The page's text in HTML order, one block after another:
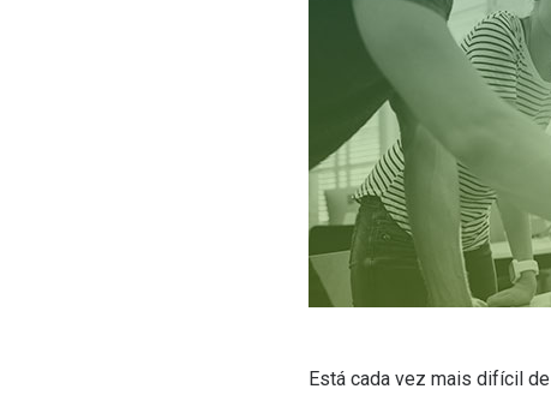
Está cada vez mais difícil